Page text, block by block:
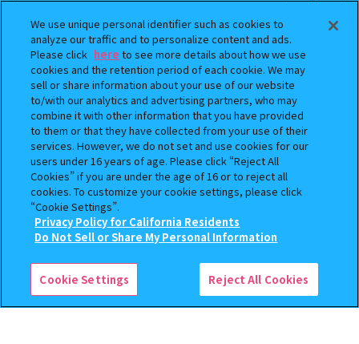
検索中の商品
プリキュアオールスターズ ミニチュアライト
セレクション２
12.5km
GASHAPON OFFICIAL SHOP produced by
#C-pla
東京都江東区新砂3-4-31 SUNAMO3階
12.5km
取扱商品
ガシャポンバンダイオフィシャルショップ未
来屋書店品川シーサイド店
東京都品川区東品川4-12-5 イオン品川ｼｰｻｲﾄﾞSC３Ｆ
13.3km
取扱商品
ガチャガチャの森浦和コルソ店
埼玉県さいたま市浦和区高砂1-12-1 コミュニティプラザ コ
ルソ 3階
15.5km
取扱商品
We use unique personal identifier such as cookies to
analyze our traffic and to personalize content and ads.
Please click here to see more details about how we use
cookies and the retention period of each cookie. We may
sell or share information about your use of our website
to/with our analytics and advertising partners, who may
combine it with other information that you have provided
to them or that they have collected from your use of their
services. However, we do not set and use cookies for our
users under 16 years of age. Please click “Reject All
Cookies” if you are under the age of 16 or to reject all
cookies. To customize your cookie settings, please click
“Cookie Settings”.
Privacy Policy for California Residents
Do Not Sell or Share My Personal Information
Cookie Settings Reject All Cookies